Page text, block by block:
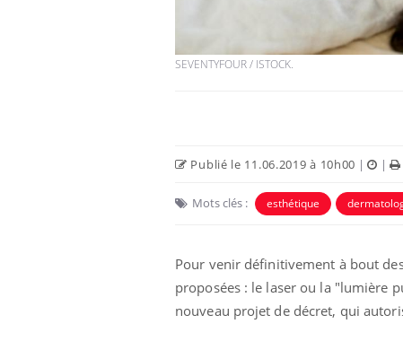
SEVENTYFOUR / ISTOCK.
Publié le 11.06.2019 à 10h00 | |
Mots clés : esthétique
Pour venir définitivement à bout
proposées : le laser ou la "lumière
nouveau projet de décret, qui
Cancer colorectal : une
stratégie simple aurait
changé la donne au Pays